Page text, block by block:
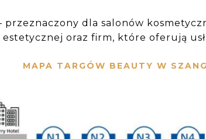
przeznaczony dla salonów
oraz firm, które oferują
MAPA TARGÓW BEAUTY W